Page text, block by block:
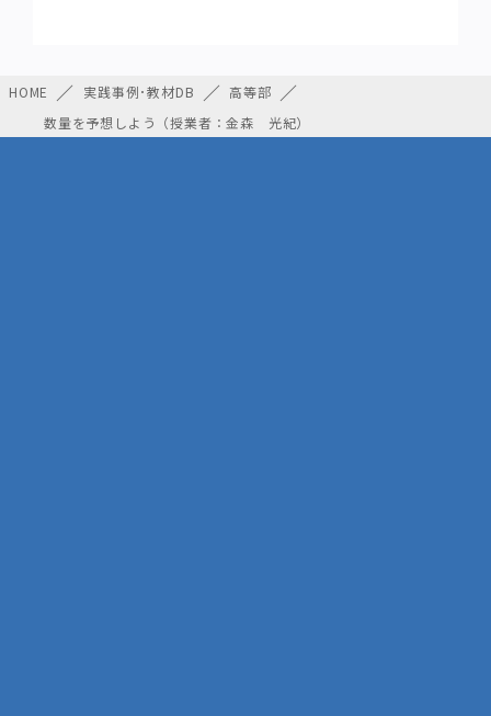
HOME 実践事例･教材DB
高等部
数量を予想しよう（授業者：金森 光紀）